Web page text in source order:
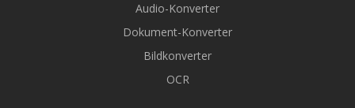
Audio-Konverter
Dokument-Konverter
Bildkonverter
OCR